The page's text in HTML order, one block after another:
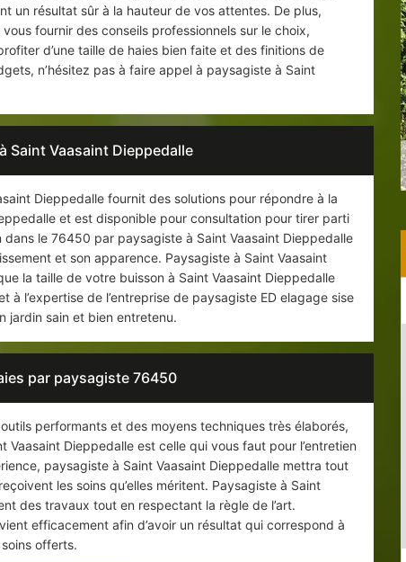
un résultat sûr à la hauteur de vos attentes. De plus,
fournir des conseils professionnels sur le choix,
d’une taille de haies bien faite et des finitions de
n’hésitez pas à faire appel à paysagiste à Saint
Saint Vaasaint Dieppedalle
Dieppedalle fournit des solutions pour répondre à la
et est disponible pour consultation pour tirer parti
le 76450 par paysagiste à Saint Vaasaint Dieppedalle
et son apparence. Paysagiste à Saint Vaasaint
la taille de votre buisson à Saint Vaasaint Dieppedalle
l’expertise de l’entreprise de paysagiste ED elagage sise
jardin sain et bien entretenu.
par paysagiste 76450
performants et des moyens techniques très élaborés,
Vaasaint Dieppedalle est celle qui vous faut pour l’entretien
paysagiste à Saint Vaasaint Dieppedalle mettra tout
les soins qu’elles méritent. Paysagiste à Saint
des travaux tout en respectant la règle de l’art.
efficacement afin d’avoir un résultat qui correspond à
offerts.